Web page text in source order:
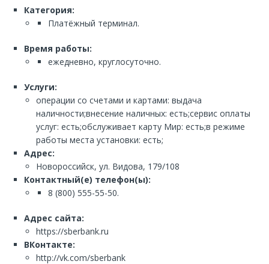
Категория:
Платёжный терминал.
Время работы:
ежедневно, круглосуточно.
Услуги:
операции со счетами и картами: выдача
наличности;внесение наличных: есть;сервис оплаты
услуг: есть;обслуживает карту Мир: есть;в режиме
работы места установки: есть;
Адрес:
Новороссийск, ул. Видова, 179/108
Контактный(е) телефон(ы):
8 (800) 555-55-50.
Адрес сайта:
https://sberbank.ru
ВКонтакте:
http://vk.com/sberbank